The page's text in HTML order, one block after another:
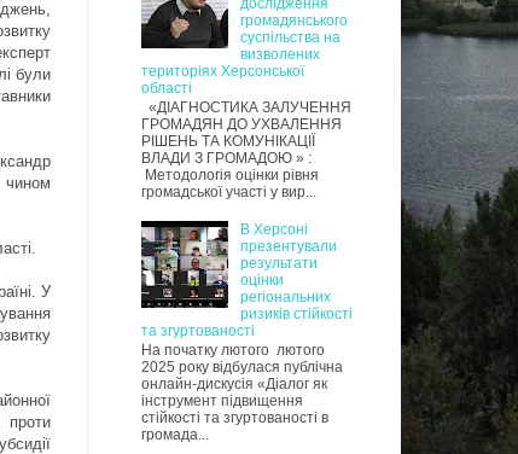
були
У
проти
громадянського
суспільства на
визволених
територіях Херсонської
області
«ДІАГНОСТИКА ЗАЛУЧЕННЯ
ГРОМАДЯН ДО УХВАЛЕННЯ
РІШЕНЬ ТА КОМУНІКАЦІЇ
ВЛАДИ З ГРОМАДОЮ » :
Методологія оцінки рівня
громадської участі у вир...
В Херсоні
презентували
результати
оцінки
регіональних
ризиків стійкості
та згуртованості
На початку лютого лютого
2025 року відбулася публічна
онлайн-дискусія «Діалог як
інструмент підвищення
стійкості та згуртованості в
громада...